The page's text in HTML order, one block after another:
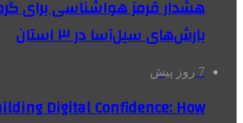
بارش‌های سیل‌آسا در ۳ استان
7 روز پیش
Digital Confidence: How